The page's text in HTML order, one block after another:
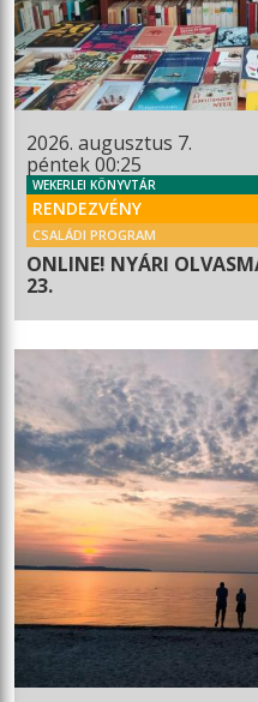
2026. augusztus 7.
péntek 00:25
WEKERLEI KÖNYVTÁR
RENDEZVÉNY
CSALÁDI PROGRAM
ONLINE! NYÁRI
23.